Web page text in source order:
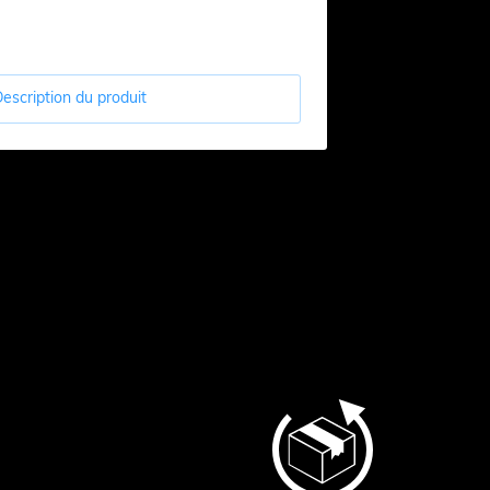
du produit